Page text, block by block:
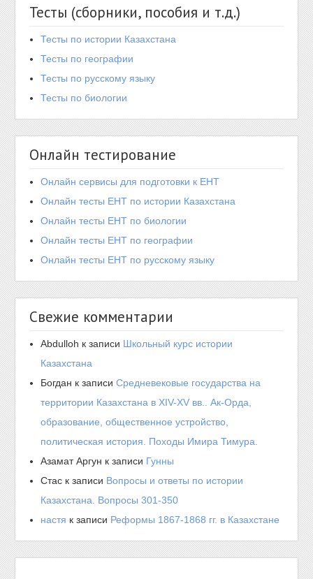
Тесты (сборники, пособия и т.д.)
Тесты по истории Казахстана
Тесты по географии
Тесты по русскому языку
Тесты по биологии
Онлайн тестирование
Онлайн сервисы для подготовки к ЕНТ
Онлайн тесты ЕНТ по истории Казахстана
Онлайн тесты ЕНТ по биологии
Онлайн тесты ЕНТ по географии
Онлайн тесты ЕНТ по русскому языку
Свежие комментарии
Abdulloh к записи Школьный курс истории
Казахстана
Богдан к записиСредневековые государства на
территории Казахстана в XIV-XV вв.. Ак-Орда,
образование, общественное устройство,
политическая история. Походы Имира Тимура.
Азамат Аргун к записи Гунны
Стас к записи Вопросы и ответы по истории
Казахстана. Вопросы 301-350
настя к записи Реформы 1867-1868 гг. в Казахстане